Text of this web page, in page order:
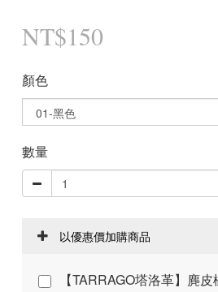
NT$150
顏色
數量
以優惠價加購商品
【TARRAGO塔洛革】麂